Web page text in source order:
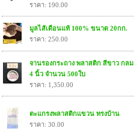
ราคา: 190.00
มูลไส้เดือนแท้ 100% ขนาด 20กก.
ราคา: 250.00
จานรองกระถาง พลาสติก สีขาว กลม
4 นิ้ว จำนวน 500ใบ
ราคา: 1,350.00
ตะแกรงพลาสติกแขวน ทรงบ้าน
ราคา: 30.00